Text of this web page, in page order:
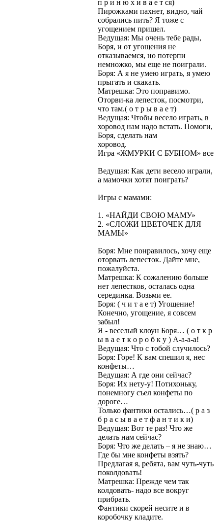
п р и н ю х и в а е т ся)
Пирожками пахнет, видно, чай
собрались пить? Я тоже с
угощением пришел.
Ведущая: Мы очень тебе рады,
Боря, и от угощения не
отказываемся, но потерпи
немножко, мы еще не поиграли.
Боря: А я не умею играть, я умею
прыгать и скакать.
Матрешка: Это поправимо.
Оторви-ка лепесток, посмотри,
что там.( о т р ы в а е т)
Ведущая: Чтобы весело играть, в
хоровод нам надо встать. Помоги,
Боря, сделать нам
хоровод.
Игра «ЖМУРКИ С БУБНОМ» все
Ведущая: Как дети весело играли,
а мамочки хотят поиграть?
Игры с мамами:
1. «НАЙДИ СВОЮ МАМУ»
2. «СЛОЖИ ЦВЕТОЧЕК ДЛЯ
МАМЫ»
Боря: Мне понравилось, хочу еще
оторвать лепесток. Дайте мне,
пожалуйста.
Матрешка: К сожалению больше
нет лепестков, осталась одна
серединка. Возьми ее.
Боря: ( ч и т а е т) Угощение!
Конечно, угощение, я совсем
забыл!
Я - веселый клоун Боря… ( о т к р
ы в а е т к о р о б к у ) А-а-а-а!
Ведущая: Что с тобой случилось?
Боря: Горе! К вам спешил я, нес
конфеты…
Ведущая: А где они сейчас?
Боря: Их нету-у! Потихоньку,
понемногу съел конфеты по
дороге…
Только фантики остались…( р а з
б р а с ы в а е т ф а н т и к и)
Ведущая: Вот те раз! Что же
делать нам сейчас?
Боря: Что же делать – я не знаю…
Где бы мне конфеты взять?
Предлагая я, ребята, вам чуть-чуть
поколдовать!
Матрешка: Прежде чем так
колдовать- надо все вокруг
прибрать.
Фантики скорей несите и в
коробочку кладите.